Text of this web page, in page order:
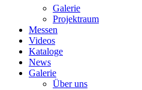
Galerie
Projektraum
Messen
Videos
Kataloge
News
Galerie
Über uns